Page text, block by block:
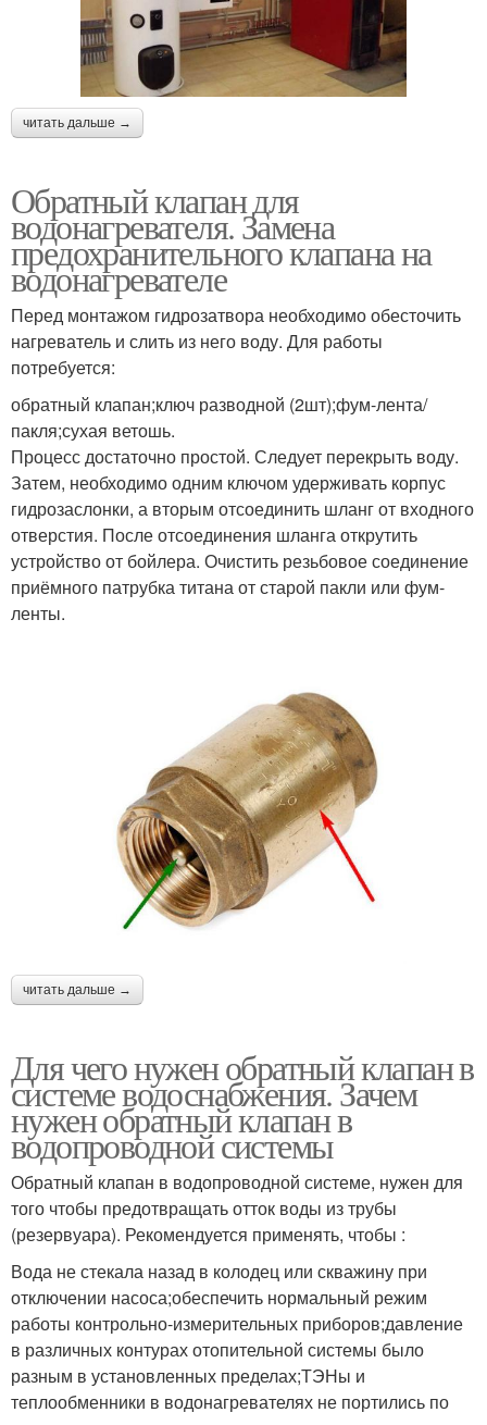
читать дальше →
Обратный клапан для
водонагревателя. Замена
предохранительного клапана на
водонагревателе
Перед монтажом гидрозатвора необходимо обесточить
нагреватель и слить из него воду. Для работы
потребуется:
обратный клапан;ключ разводной (2шт);фум-лента/
пакля;сухая ветошь.
Процесс достаточно простой. Следует перекрыть воду.
Затем, необходимо одним ключом удерживать корпус
гидрозаслонки, а вторым отсоединить шланг от входного
отверстия. После отсоединения шланга открутить
устройство от бойлера. Очистить резьбовое соединение
приёмного патрубка титана от старой пакли или фум-
ленты.
читать дальше →
Для чего нужен обратный клапан в
системе водоснабжения. Зачем
нужен обратный клапан в
водопроводной системы
Обратный клапан в водопроводной системе, нужен для
того чтобы предотвращать отток воды из трубы
(резервуара). Рекомендуется применять, чтобы :
Вода не стекала назад в колодец или скважину при
отключении насоса;обеспечить нормальный режим
работы контрольно-измерительных приборов;давление
в различных контурах отопительной системы было
разным в установленных пределах;ТЭНы и
теплообменники в водонагревателях не портились по